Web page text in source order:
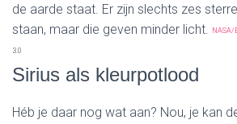
de aarde staat. Er zijn slechts zes
staan, maar die geven minder licht. NASA/
3.0
Sirius als kleurpotlood
Héb je daar nog wat aan? Nou, je kan